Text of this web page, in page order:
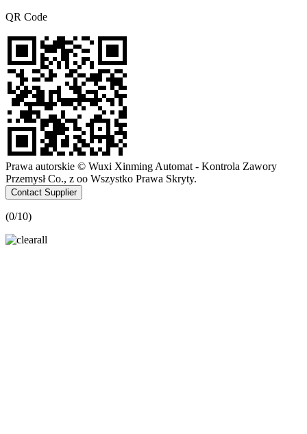
QR Code
Prawa autorskie © Wuxi Xinming Automat - Kontrola Zawory
Przemysł Co., z oo Wszystko Prawa Skryty.
Contact Supplier
(0/10)